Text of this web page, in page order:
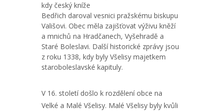
kdy český kníže
Bedřich daroval vesnici pražskému biskupu
Vališovi. Obec měla zajišťovat výživu kněží
a mnichů na Hradčanech, Vyšehradě a
Staré Boleslavi. Další historické zprávy jsou
z roku 1338, kdy byly Všelisy majetkem
staroboleslavské kapituly.
V 16. století došlo k rozdělení obce na
Velké a Malé Všelisy. Malé Všelisy byly kvůli